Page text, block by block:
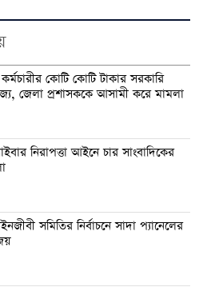
কর্মচারীর কোটি কোটি টাকার সরকারি
জেলা প্রশাসককে আসামী করে মামলা
নিরাপত্তা আইনে চার সাংবাদিকের
সমিতির নির্বাচনে সাদা প্যানেলের